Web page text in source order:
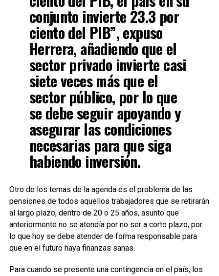
conjunto invierte 23.3 por
ciento del PIB”, expuso
Herrera, añadiendo que el
sector privado invierte casi
siete veces más que el
sector público, por lo que
se debe seguir apoyando y
asegurar las condiciones
necesarias para que siga
habiendo inversión.
Otro de los temas de la agenda es el problema de las
pensiones de todos aquellos trabajadores que se retirarán
al largo plazo, dentro de 20 o 25 años, asunto que
anteriormente no se atendía por no ser a corto plazo, por
lo que hoy se debe atender de forma responsable para
que en el futuro haya finanzas sanas.
Para cuando se presente una contingencia en el país, los